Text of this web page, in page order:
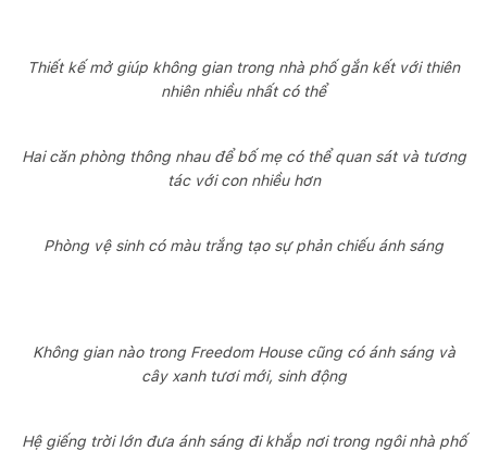
Thiết kế mở giúp không gian trong nhà phố gắn kết với thiên
nhiên nhiều nhất có thể
Hai căn phòng thông nhau để bố mẹ có thể quan sát và tương
tác với con nhiều hơn
Phòng vệ sinh có màu trắng tạo sự phản chiếu ánh sáng
Không gian nào trong Freedom House cũng có ánh sáng và
cây xanh tươi mới, sinh động
Hệ giếng trời lớn đưa ánh sáng đi khắp nơi trong ngôi nhà phố